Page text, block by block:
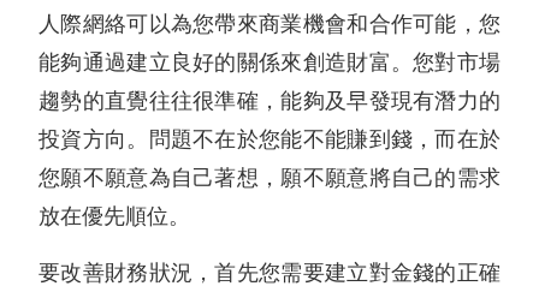
人際網絡可以為您帶來商業機會和合作可能，您
能夠通過建立良好的關係來創造財富。您對市場
趨勢的直覺往往很準確，能夠及早發現有潛力的
投資方向。問題不在於您能不能賺到錢，而在於
您願不願意為自己著想，願不願意將自己的需求
放在優先順位。
要改善財務狀況，首先您需要建立對金錢的正確